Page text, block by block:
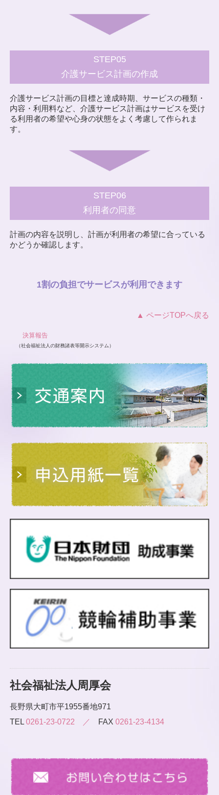
決算報告
（社会福祉法人の財務諸表等開示システム）
STEP05
介護サービス計画の作成
介護サービス計画の目標と達成時期、サービスの種類・
内容・利用料など、介護サービス計画はサービスを受け
る利用者の希望や心身の状態をよく考慮して作られま
す。
STEP06
利用者の同意
計画の内容を説明し、計画が利用者の希望に合っている
かどうか確認します。
1割の負担でサービスが利用できます
▲ ページTOPへ戻る
社会福祉法人周厚会
長野県大町市平1955番地971
TEL 0261-23-0722 ／ FAX 0261-23-4134